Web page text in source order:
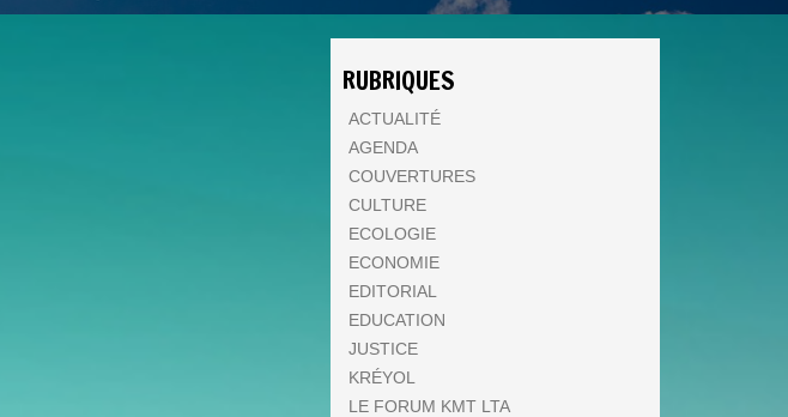
RUBRIQUES
ACTUALITÉ
AGENDA
COUVERTURES
CULTURE
ECOLOGIE
ECONOMIE
EDITORIAL
EDUCATION
JUSTICE
KRÉYOL
LE FORUM KMT LTA